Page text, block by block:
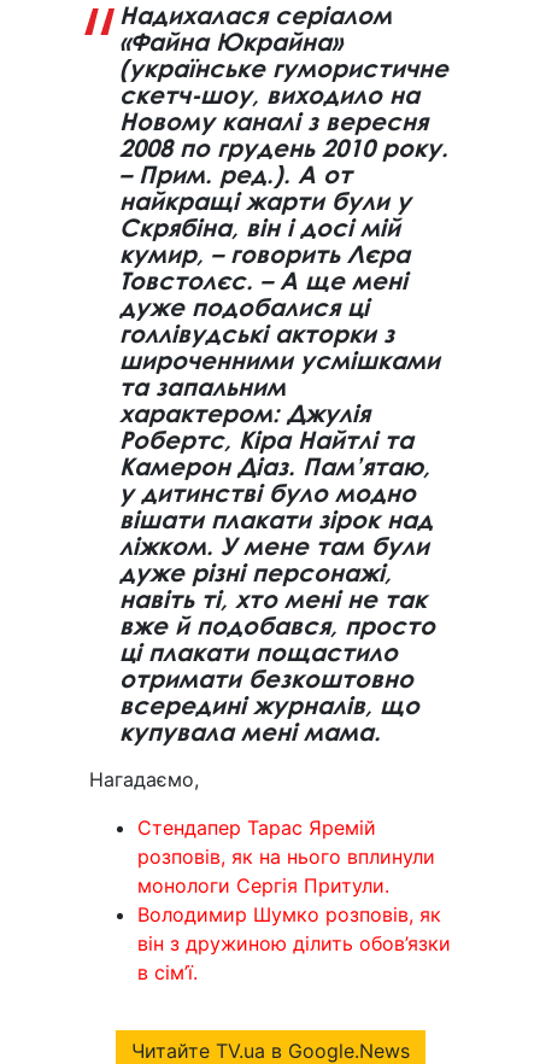
Надихалася серіалом
«Файна Юкрайна»
(українське гумористичне
скетч-шоу, виходило на
Новому каналі з вересня
2008 по грудень 2010 року.
– Прим. ред.). А от
найкращі жарти були у
Скрябіна, він і досі мій
кумир, – говорить Лєра
Товстолєс. – А ще мені
дуже подобалися ці
голлівудські акторки з
широченними усмішками
та запальним
характером: Джулія
Робертс, Кіра Найтлі та
Камерон Діаз. Пам’ятаю,
у дитинстві було модно
вішати плакати зірок над
ліжком. У мене там були
дуже різні персонажі,
навіть ті, хто мені не так
вже й подобався, просто
ці плакати пощастило
отримати безкоштовно
всередині журналів, що
купувала мені мама.
Нагадаємо,
Стендапер Тарас Яремій
розповів, як на нього вплинули
монологи Сергія Притули.
Володимир Шумко розповів, як
він з дружиною ділить обов’язки
в сім’ї.
Читайте TV.ua в Google.News